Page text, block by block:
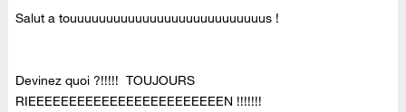
Salut a touuuuuuuuuuuuuuuuuuuuuuuuuuus !
Devinez quoi ?!!!!! TOUJOURS
RIEEEEEEEEEEEEEEEEEEEEEEEEN !!!!!!!